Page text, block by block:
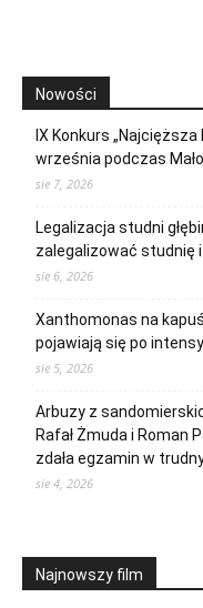
Nowości
IX Konkurs „Najcięższa
września podczas
sie 7, 2026
Legalizacja studni
zalegalizować studnię
sie 6, 2026
Xanthomonas na
pojawiają się po
sie 5, 2026
Arbuzy z
Rafał Żmuda i Roman
zdała egzamin w
sie 4, 2026
Najnowszy film